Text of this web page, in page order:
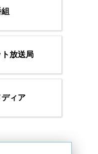
放送局
ディア